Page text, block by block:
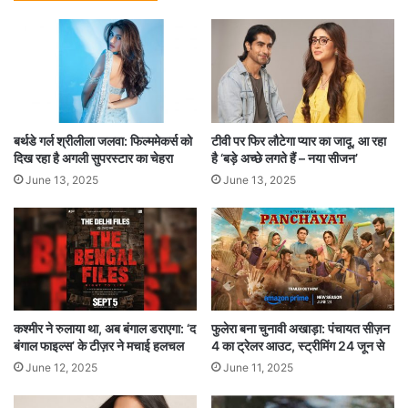
बर्थडे गर्ल श्रीलीला जलवा: फिल्ममेकर्स को
दिख रहा है अगली सुपरस्टार का चेहरा
June 13, 2025
टीवी पर फिर लौटेगा प्यार का जादू, आ रहा
है ‘बड़े अच्छे लगते हैं – नया सीजन’
June 13, 2025
कश्मीर ने रुलाया था, अब बंगाल डराएगा: ‘द
बंगाल फाइल्स’ के टीज़र ने मचाई हलचल
June 12, 2025
फुलेरा बना चुनावी अखाड़ा: पंचायत सीज़न
4 का ट्रेलर आउट, स्ट्रीमिंग 24 जून से
June 11, 2025